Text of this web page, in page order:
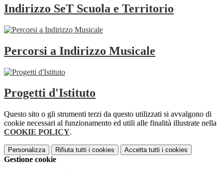
Indirizzo SeT Scuola e Territorio
Percorsi a Indirizzo Musicale
Progetti d'Istituto
Questo sito o gli strumenti terzi da questo utilizzati si avvalgono di
cookie necessari al funzionamento ed utili alle finalità illustrate nella
COOKIE POLICY.
Personalizza Rifiuta tutti i cookies Accetta tutti i cookies
Gestione cookie